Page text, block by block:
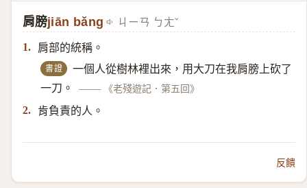
肩膀jiān bǎng ㄐㄧㄢ ㄅㄤˇ
1. 肩部的統稱。
書證
一個人從樹林裡出來，用大刀在我肩膀上砍了
一刀。
—— 《老殘遊記．第五回》
2. 肯負責的人。
反饋